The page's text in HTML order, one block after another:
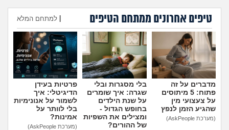
מה שעובר עליי
שומרים על הגוף
פיננסי וכלכלה
בין הסדינים
חיות מחמד
טיפים אחרונים ממתחם הטיפים למתחם המלא
הוספת טיפ
מדברים על זה
פתוח: 5 מיתוסים
על צעצועי מין
שהגיע הזמן לנפץ
(מערכת AskPeople)
בלי מסגרות ובלי
שגרה: איך שומרים
על שנת הילדים
בחופש הגדול -
ומצילים את השפיות
של ההורים?
פרטיות בעידן
הדיגיטלי: איך
לשמור על אנונימיות
בלי לוותר על
אמינות?
(מערכת AskPeople)